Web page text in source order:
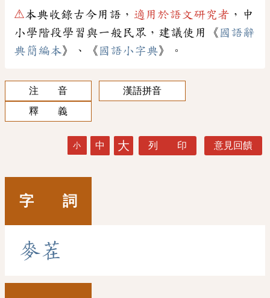
⚠本典收錄古今用語， 適用於語文研究者 ，中
小學階段學習與一般民眾，建議使用《 國語辭
典簡編本》、《 國語小字典》。
注 音
漢語拼音
釋 義
小 中 大 列 印 意見回饋
字 詞
麥茬